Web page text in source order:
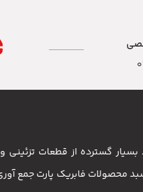
بسیار گسترده از قطعات
. بیش از 3500 کالا در سبد محصولات